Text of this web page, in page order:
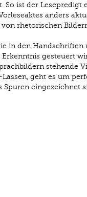
ist der Lesepredigt
anders
rhetorischen
in den
gesteuert
stehende
geht es um
eingezeichnet